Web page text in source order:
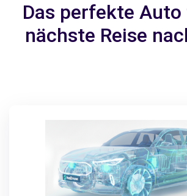
Das perfekte
nächste Reise